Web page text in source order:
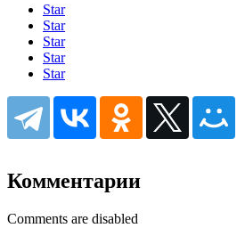
Star
Star
Star
Star
Star
Комментарии
Comments are disabled